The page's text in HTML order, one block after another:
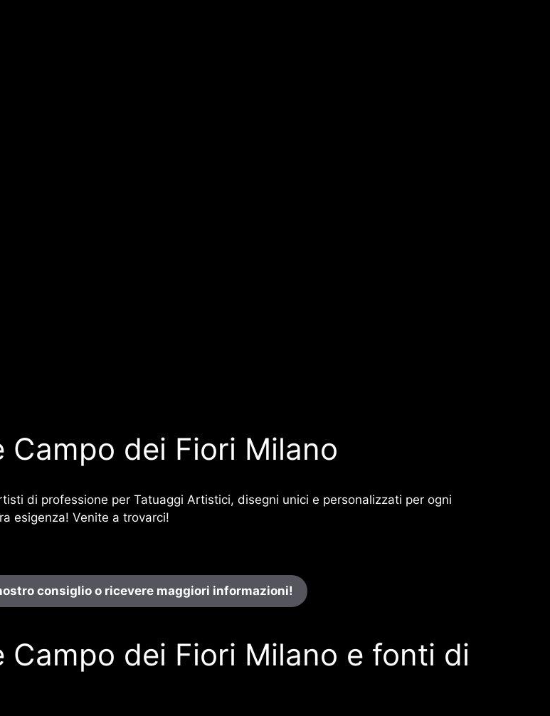
dei Fiori Milano
di professione per Tatuaggi Artistici, disegni unici e personalizzati per ogni
esigenza! Venite a trovarci!
consiglio o ricevere maggiori informazioni!
Campo dei Fiori Milano e fonti di